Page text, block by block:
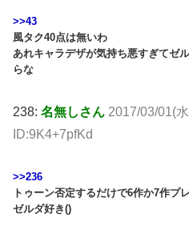
>>43
風タク40点は無いわ
あれキャラデザが気持ち悪すぎてゼ
らな
238: 名無しさん 2017/03/01(
ID:9K4+7pfKd
>>236
トゥーン否定するだけで6作か7作プ
ゼルダ好き()